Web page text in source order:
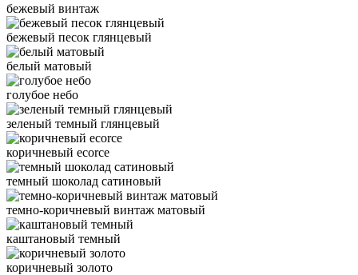
бежевый винтаж
бежевый песок глянцевый
белый матовый
голубое небо
зеленый темный глянцевый
коричневый ecorce
темный шоколад сатиновый
темно-коричневый винтаж матовый
каштановый темный
коричневый золото